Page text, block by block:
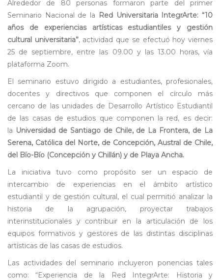
Alrededor de 80 personas formaron parte del primer
Seminario Nacional de la Red Universitaria IntegrArte: “10
años de experiencias artísticas estudiantiles y gestión
cultural universitaria”, actividad que se efectuó hoy viernes
25 de septiembre, entre las 09.00 y las 13.00 horas, vía
plataforma Zoom.
El seminario estuvo dirigido a estudiantes, profesionales,
docentes y directivos que componen el círculo más
cercano de las unidades de Desarrollo Artístico Estudiantil
de las casas de estudios que componen la red, es decir:
la Universidad de Santiago de Chile, de La Frontera, de La
Serena, Católica del Norte, de Concepción, Austral de Chile,
del Bío-Bío (Concepción y Chillán) y de Playa Ancha.
La iniciativa tuvo como propósito ser un espacio de
intercambio de experiencias en el ámbito artístico
estudiantil y de gestión cultural, el cual permitió analizar la
historia de la agrupación, proyectar trabajos
interinstitucionales y contribuir en la articulación de los
equipos formativos y gestores de las distintas disciplinas
artísticas de las casas de estudios.
Las actividades del seminario incluyeron ponencias tales
como: “Experiencia de la Red IntegrArte: Historia y